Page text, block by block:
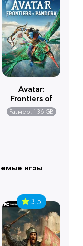
Avatar:
Frontiers of
Pandora
Размер: 136 GB
игры
3.5